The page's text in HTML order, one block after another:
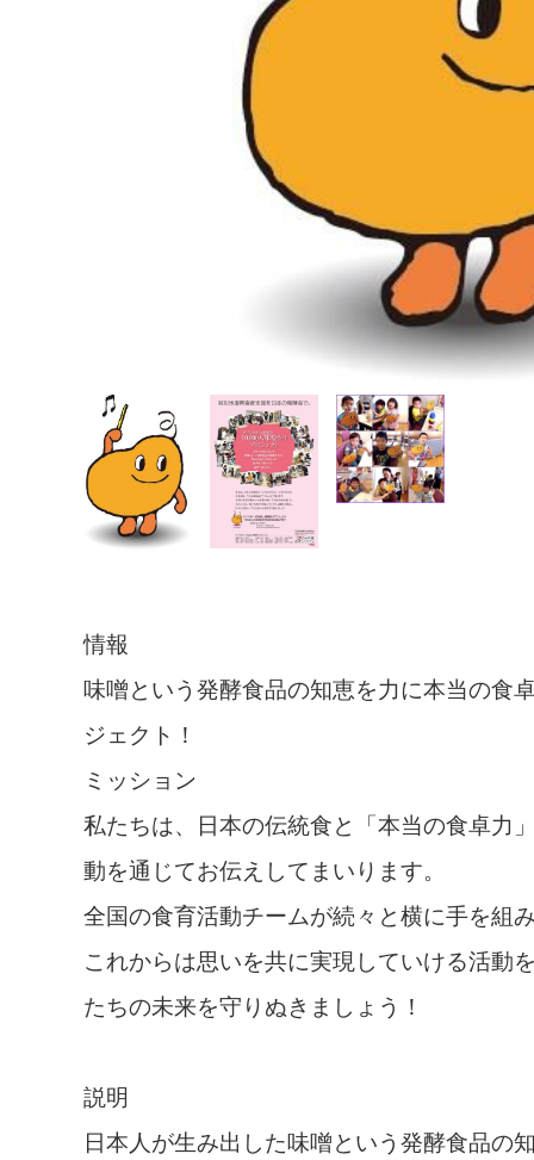
情報
味噌という発酵食品の知恵を力に本当の食
ジェクト！
ミッション
私たちは、日本の伝統食と「本当の食卓力
動を通じてお伝えしてまいります。
全国の食育活動チームが続々と横に手を組
これからは思いを共に実現していける活動
たちの未来を守りぬきましょう！
説明
日本人が生み出した味噌という発酵食品の